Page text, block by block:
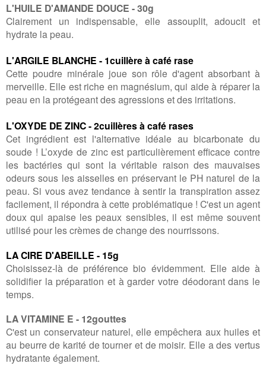
L'HUILE D'AMANDE DOUCE - 30g
Clairement un indispensable, elle assouplit, adoucit et
hydrate la peau.
L'ARGILE BLANCHE - 1cuillère à café rase
Cette poudre minérale joue son rôle d'agent absorbant à
merveille. Elle est riche en magnésium, qui aide à réparer la
peau en la protégeant des agressions et des irritations.
L'OXYDE DE ZINC - 2cuillères à café rases
Cet ingrédient est l'alternative idéale au bicarbonate du
soude ! L’oxyde de zinc est particulièrement efficace contre
les bactéries qui sont la véritable raison des mauvaises
odeurs sous les aisselles en préservant le PH naturel de la
peau. Si vous avez tendance à sentir la transpiration assez
facilement, il répondra à cette problématique ! C'est un agent
doux qui apaise les peaux sensibles, il est même souvent
utilisé pour les crèmes de change des nourrissons.
LA CIRE D'ABEILLE - 15g
Choisissez-là de préférence bio évidemment. Elle aide à
solidifier la préparation et à garder votre déodorant dans le
temps.
LA VITAMINE E - 12gouttes
C'est un conservateur naturel, elle empêchera aux huiles et
au beurre de karité de tourner et de moisir. Elle a des vertus
hydratante également.